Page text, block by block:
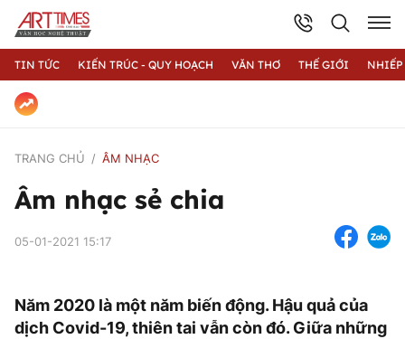
TIN TỨC KIẾN TRÚC - QUY HOẠCH VĂN THƠ THẾ GIỚI
TRANG CHỦ ÂM NHẠC
Âm nhạc sẻ chia
05-01-2021 15:17
Năm 2020 là một năm biến động. Hậu quả của
dịch Covid-19, thiên tai vẫn còn đó. Giữa những